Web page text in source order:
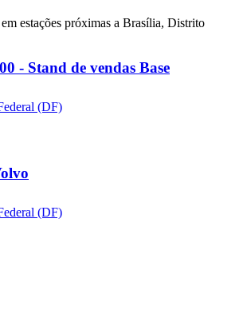
estações próximas a Brasília, Distrito
- Stand de vendas Base
(DF)
(DF)